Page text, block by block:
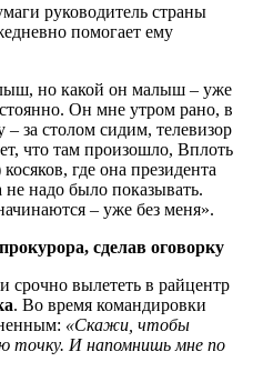
руководитель страны
помогает ему
но какой он малыш – уже
Он мне утром рано, в
– за столом сидим, телевизор
что там произошло, Вплоть
где она президента
не надо было показывать.
– уже без меня».
сделав оговорку
срочно вылететь в райцентр
. Во время командировки
«Скажи, чтобы
точку. И напомнишь мне по